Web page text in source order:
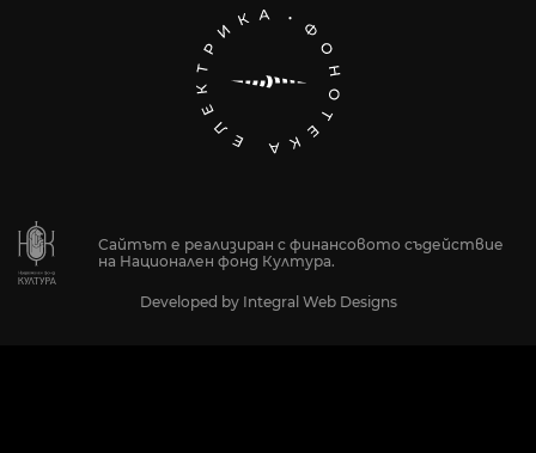
Сайтът е реализиран с финансовото съдействие
на Национален фонд Култура.
Developed by Integral Web Designs